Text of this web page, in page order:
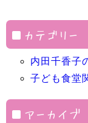
カテゴリー
内田千香子
子ども食堂
アーカイブ